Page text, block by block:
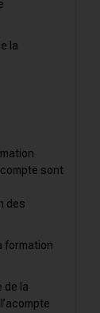
la
sont
des
formation
de la